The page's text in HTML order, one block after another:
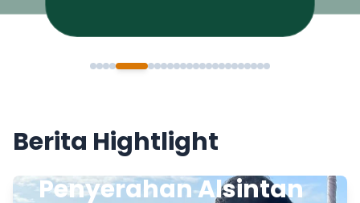
Berita Hightlight
Penyerahan Alsintan